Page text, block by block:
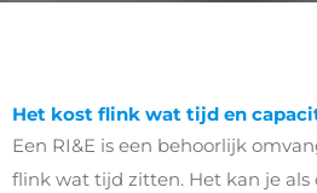
Het kost flink wat tijd en
Een RI&E is een behoorlijk
flink wat tijd zitten. Het kan je